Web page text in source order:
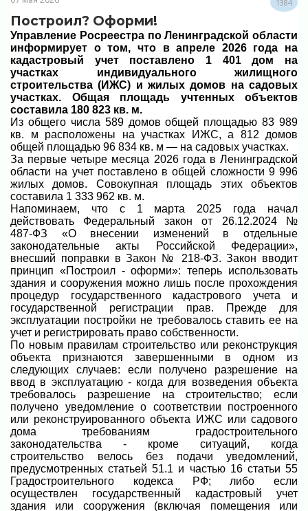
1384
Построил? Оформи!
Управление Росреестра по Ленинградской области
информирует о том, что в апреле 2026 года на
кадастровый учет поставлено 1 401 дом на
участках индивидуального жилищного
строительства (ИЖС) и жилых домов на садовых
участках. Общая площадь учтенных объектов
составила 180 823 кв. м.
Из общего числа 589 домов общей площадью 83 989
кв. м расположены на участках ИЖС, а 812 домов
общей площадью 96 834 кв. м — на садовых участках.
За первые четыре месяца 2026 года в Ленинградской
области на учет поставлено в общей сложности 9 996
жилых домов. Совокупная площадь этих объектов
составила 1 333 962 кв. м.
Напоминаем, что с 1 марта 2025 года начал
действовать Федеральный закон от 26.12.2024 №
487‑ФЗ «О внесении изменений в отдельные
законодательные акты Российской Федерации»,
внесший поправки в Закон № 218‑ФЗ. Закон вводит
принцип «Построил - оформи»: теперь использовать
здания и сооружения можно лишь после прохождения
процедур государственного кадастрового учета и
государственной регистрации прав. Прежде для
эксплуатации постройки не требовалось ставить ее на
учет и регистрировать право собственности.
По новым правилам строительство или реконструкция
объекта признаются завершенными в одном из
следующих случаев: если получено разрешение на
ввод в эксплуатацию - когда для возведения объекта
требовалось разрешение на строительство; если
получено уведомление о соответствии построенного
или реконструированного объекта ИЖС или садового
дома требованиям градостроительного
законодательства - кроме ситуаций, когда
строительство велось без подачи уведомлений,
предусмотренных статьей 51.1 и частью 16 статьи 55
Градостроительного кодекса РФ; либо если
осуществлен государственный кадастровый учет
здания или сооружения (включая помещения или